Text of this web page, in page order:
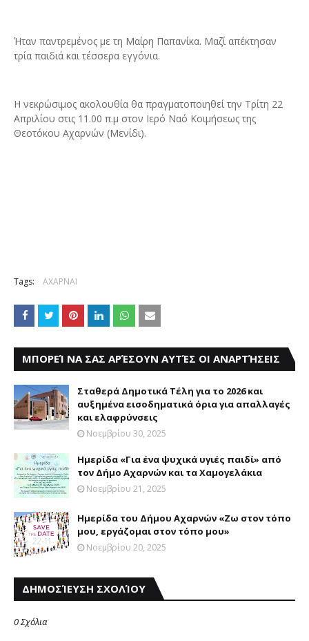
Ήταν παντρεμένος με τη Μαίρη Παπανίκα. Μαζί απέκτησαν
τρία παιδιά και τέσσερα εγγόνια.
Η νεκρώσιμος ακολουθία θα πραγματοποιηθεί την Τρίτη 22
Απριλίου στις 11.00 π.μ στον Ιερό Ναό Κοιμήσεως της
Θεοτόκου Αχαρνών (Μενίδι).
Tags: ΑΧΑΡΝΑΙ
ΜΠΟΡΕΊ ΝΑ ΣΑΣ ΑΡΈΣΟΥΝ ΑΥΤΈΣ ΟΙ ΑΝΑΡΤΉΣΕΙΣ
Σταθερά Δημοτικά Τέλη για το 2026 και
αυξημένα εισοδηματικά όρια για απαλλαγές
και ελαφρύνσεις
Νοεμβρίου 30, 2025
Ημερίδα «Για ένα ψυχικά υγιές παιδί» από
τον Δήμο Αχαρνών και τα Χαμογελάκια
Νοεμβρίου 21, 2025
Ημερίδα του Δήμου Αχαρνών «Ζω στον τόπο
μου, εργάζομαι στον τόπο μου»
Νοεμβρίου 20, 2025
ΔΗΜΟΣΊΕΥΣΗ ΣΧΟΛΊΟΥ
0 Σχόλια